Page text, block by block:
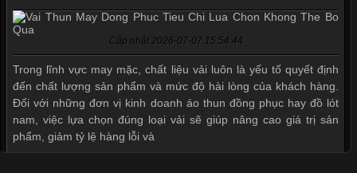
Cập nhật 2026-07-07 15:54:44
Trong lĩnh vực may mặc, chất liệu vải luôn là yếu tố quyết định
đến chất lượng sản phẩm và mức độ hài lòng của khách hàng.
Đối với những đơn vị kinh doanh áo thun đồng phục hay đồ lót
nam, việc lựa chọn đúng loại vải sẽ giúp nâng cao giá trị sản
phẩm, giảm tỷ lệ hàng lỗi và
Mẫu quần short quần lót nam nữ hè thu 2017
Thị hiều quần lót nam bơi lội nam và nữ 2017
Xu hướng thời trang trẻ và quần lót nam giá sỉ